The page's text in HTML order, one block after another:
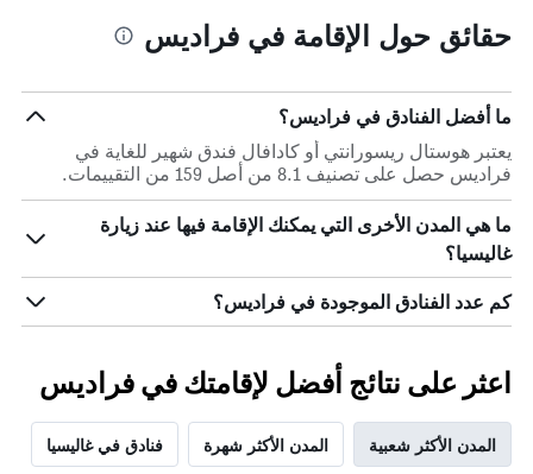
حقائق حول الإقامة في فراديس
ما أفضل الفنادق في فراديس؟
يعتبر هوستال ريسورانتي أو كادافال فندق شهير للغاية في
فراديس حصل على تصنيف 8.1 من أصل 159 من التقييمات.
ما هي المدن الأخرى التي يمكنك الإقامة فيها عند زيارة
غاليسيا؟
كم عدد الفنادق الموجودة في فراديس؟
اعثر على نتائج أفضل لإقامتك في فراديس
المدن الأكثر شعبية المدن الأكثر شهرة فنادق في غاليسيا